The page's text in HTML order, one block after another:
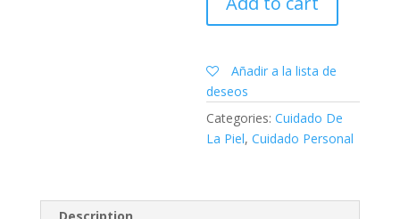
quantity
Añadir a la lista de
deseos
Categories:Cuidado De
La Piel,Cuidado Personal